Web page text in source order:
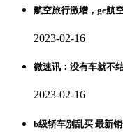
航空旅行激增，ge航
2023-02-16
微速讯：没有车就不
2023-02-16
b级轿车别乱买 最新